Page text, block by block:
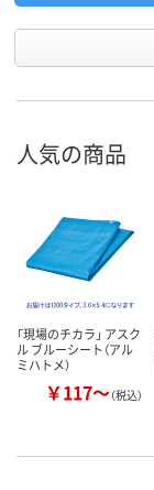
人気の商品
「現場のチカラ」 アスク
ル ブルーシート（アル
ミハトメ）
￥117～（税込）